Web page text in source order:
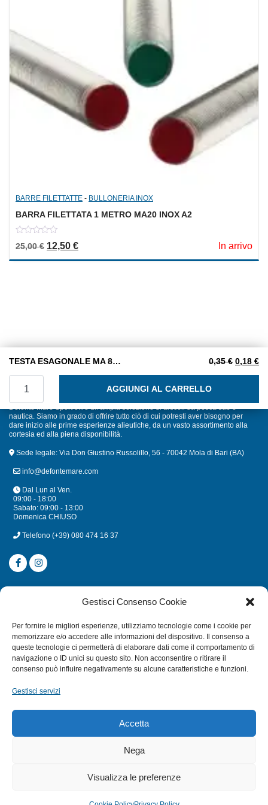
Gestisci Consenso Cookie
Per fornire le migliori esperienze, utilizziamo tecnologie come i cookie per
memorizzare e/o accedere alle informazioni del dispositivo. Il consenso a
queste tecnologie ci permetterà di elaborare dati come il comportamento di
navigazione o ID unici su questo sito. Non acconsentire o ritirare il
consenso può influire negativamente su alcune caratteristiche e funzioni.
Gestisci servizi
Accetta
Nega
Visualizza le preferenze
BARRE FILETTATTE - BULLONERIA INOX
BARRA FILETTATA 1 METRO MA20 INOX A2
out
25,00€ Il prezzo originale era: 25,00 €.
12,50 €Il prezzo attuale è: 12,50 €. In arrivo
TESTA ESAGONALE MA 8×60 INOX A2 0,35€ Il
0,18 €Il
AGGIUNGI AL CARRELLO
Defonte Mare Sport offre un'ampia selezione di articoli da pesca sub e
nautica. Siamo in grado di offrire tutto ciò di cui potresti aver bisogno per
dare inizio alle prime esperienze alieutiche, da un vasto assortimento alla
cortesia ed alla piena disponibilità.
Sede legale: Via Don Giustino Russolillo, 56 - 70042 Mola di Bari (BA)
info@defontemare.com
Dal Lun al Ven.
09:00 - 18:00
Sabato: 09:00 - 13:00
Domenica CHIUSO
Telefono (+39) 080 474 16 37
CATEGORIE
MULINELLI
CANNE
ACCESSORI NAUTICI
TERMINI E CONDIZIONI